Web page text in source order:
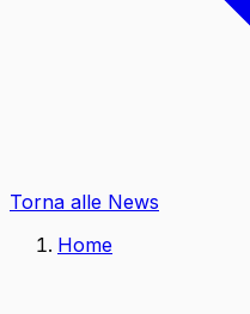
Torna alle News
Home